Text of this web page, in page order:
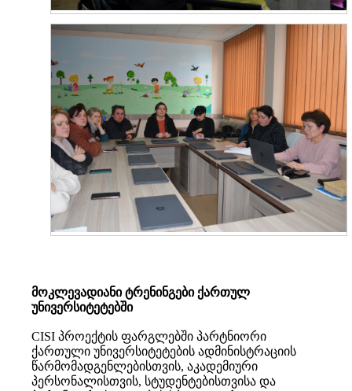
მოკლევადიანი ტრენინგები ქართულ
უნივერსიტეტებში
CISI პროექტის ფარგლებში პარტნიორი
ქართული უნივერსიტეტების ადმინისტრაციის
წარმომადგენლებისთვის, აკადემიური
პერსონალისთვის, სტუდენტებისთვისა და